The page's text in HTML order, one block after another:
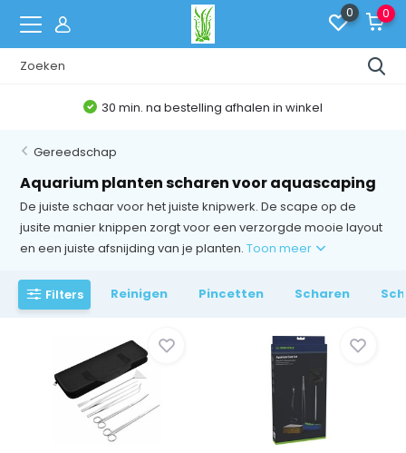
0 0
Belgische Webshop
Gereedschap
Aquarium planten scharen voor aquascaping
De juiste schaar voor het juiste knipwerk. De scape op de
jusite manier knippen zorgt voor een verzorgde mooie layout
en een juiste afsnijding van je planten.Toon meer
Filters Reinigen Pincetten Scharen